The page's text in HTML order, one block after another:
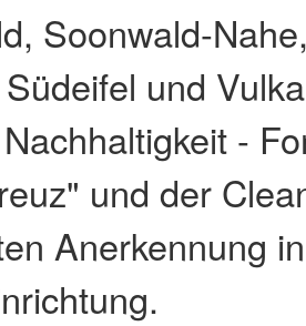
Soonwald-
und
-
und der
Anerkennung